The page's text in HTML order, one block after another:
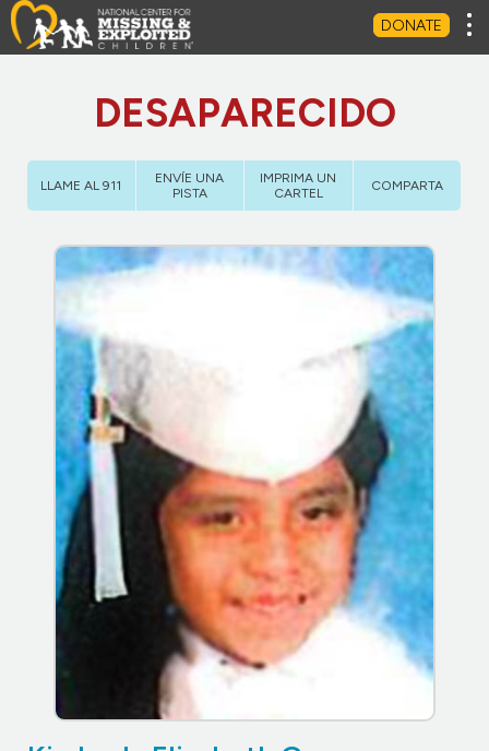
DONATE
DESAPARECIDO
LLAME AL 911
ENVÍE UNA
PISTA
IMPRIMA UN
CARTEL
COMPARTA